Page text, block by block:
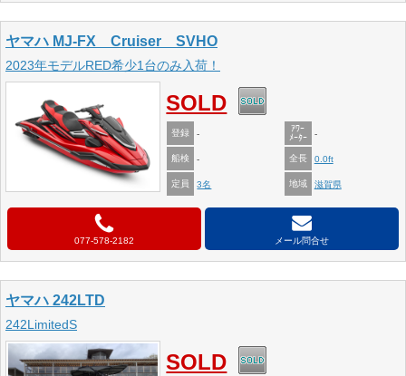
ヤマハ MJ-FX Cruiser SVHO
2023年モデルRED希少1台のみ入荷！
SOLD
登録 -
ｱﾜｰ
ﾒｰﾀｰ
-
船検 - 全長 0.0ft
定員 3名 地域 滋賀県
077-578-2182 メール問合せ
ヤマハ 242LTD
242LimitedS
SOLD